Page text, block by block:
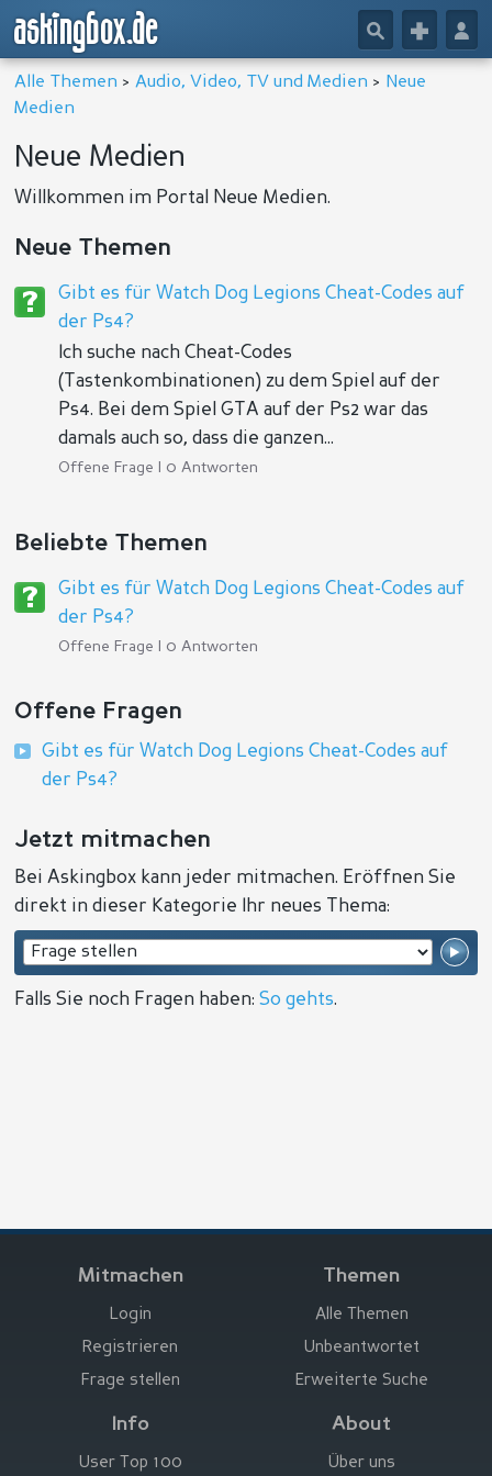
askingbox.de 👤
+
🔎
Alle Themen >Audio, Video, TV und Medien > Neue
Medien
Neue Medien
Willkommen im Portal Neue Medien.
Neue Themen
Gibt es für Watch Dog Legions Cheat-Codes auf
der Ps4?
Ich suche nach Cheat-Codes
(Tastenkombinationen) zu dem Spiel auf der
Ps4. Bei dem Spiel GTA auf der Ps2 war das
damals auch so, dass die ganzen...
Offene Frage | 0 Antworten
Beliebte Themen
Gibt es für Watch Dog Legions Cheat-Codes auf
der Ps4?
Offene Frage | 0 Antworten
Offene Fragen
Gibt es für Watch Dog Legions Cheat-Codes auf
der Ps4?
Jetzt mitmachen
Bei Askingbox kann jeder mitmachen. Eröffnen Sie
direkt in dieser Kategorie Ihr neues Thema:
Falls Sie noch Fragen haben:So gehts.
Mitmachen
Login
Registrieren
Frage stellen
Themen
Alle Themen
Unbeantwortet
Erweiterte Suche
Info
User Top 100
About
Über uns